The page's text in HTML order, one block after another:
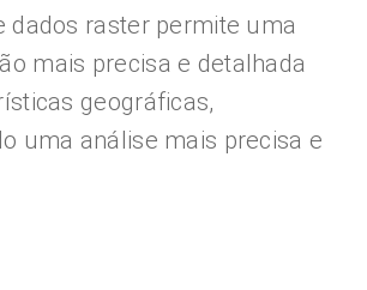
dados raster permite uma
mais precisa e detalhada
geográficas,
uma análise mais precisa e